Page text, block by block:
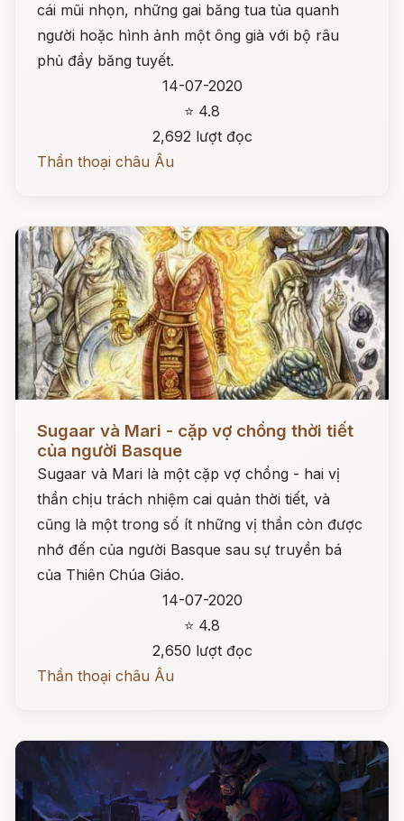
cái mũi nhọn, những gai băng tua tủa quanh
người hoặc hình ảnh một ông già với bộ râu
phủ đầy băng tuyết.
14-07-2020
⭐ 4.8
2,692 lượt đọc
Thần thoại châu Âu
Sugaar và Mari - cặp vợ chồng thời tiết
của người Basque
Sugaar và Mari là một cặp vợ chồng - hai vị
thần chịu trách nhiệm cai quản thời tiết, và
cũng là một trong số ít những vị thần còn được
nhớ đến của người Basque sau sự truyền bá
của Thiên Chúa Giáo.
14-07-2020
⭐ 4.8
2,650 lượt đọc
Thần thoại châu Âu